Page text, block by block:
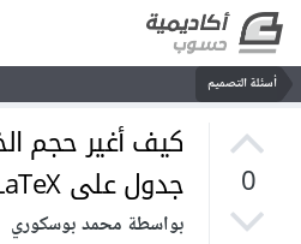
أسئلة التصميم
0
كيف أغير حجم
جدول على LaTeX؟
بواسطة محمد بوسكوري